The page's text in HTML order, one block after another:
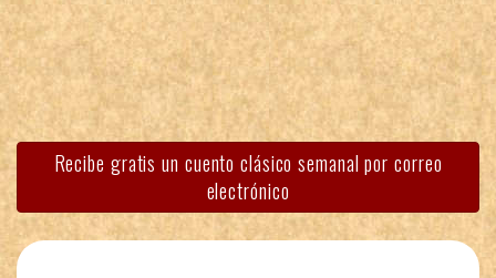
Recibe gratis un cuento clásico semanal por correo
electrónico